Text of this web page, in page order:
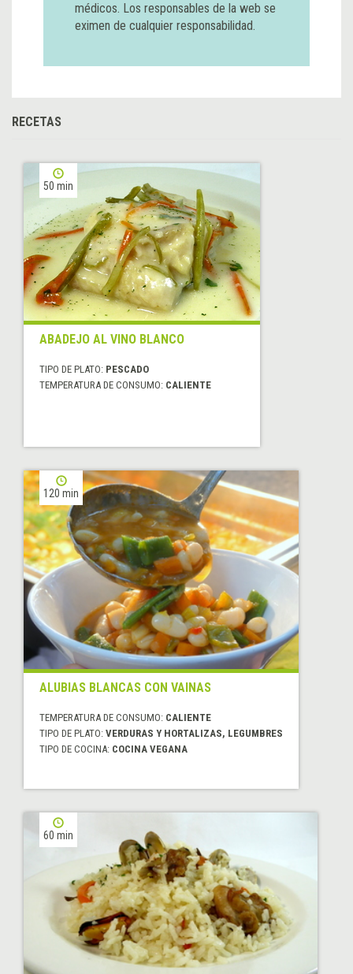
médicos. Los responsables de la web se
eximen de cualquier responsabilidad.
RECETAS
50 min
ABADEJO AL VINO BLANCO
TIPO DE PLATO: PESCADO
TEMPERATURA DE CONSUMO: CALIENTE
120 min
ALUBIAS BLANCAS CON VAINAS
TEMPERATURA DE CONSUMO: CALIENTE
TIPO DE PLATO: VERDURAS Y HORTALIZAS, LEGUMBRES
TIPO DE COCINA: COCINA VEGANA
60 min